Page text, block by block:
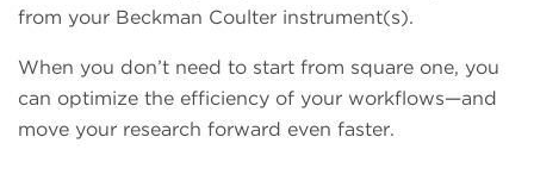
from your Beckman Coulter instrument(s).
When you don’t need to start from square one, you
can optimize the efficiency of your workflows—and
move your research forward even faster.